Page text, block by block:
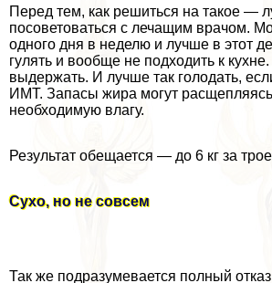
Перед тем, как решиться на такое —
посоветоваться с лечащим врачом.
одного дня в неделю и лучше в этот
гулять и вообще не подходить к
выдержать. И лучше так голодать,
ИМТ. Запасы жира могут
необходимую влагу.
Результат обещается — до 6 кг за трое
Сухо, но не совсем
Так же подразумевается полный